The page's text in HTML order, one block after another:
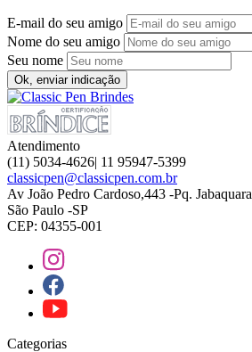
E-mail do seu amigo
Nome do seu amigo
Seu nome
Ok, enviar indicação
Atendimento
(11) 5034-4626| 11 95947-5399
classicpen@classicpen.com.br
Av João Pedro Cardoso,443 -Pq. Jabaquara
São Paulo -SP
CEP: 04355-001
Categorias